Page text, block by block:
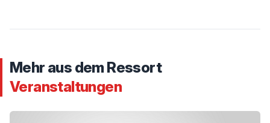
Mehr aus dem Ressort
Veranstaltungen